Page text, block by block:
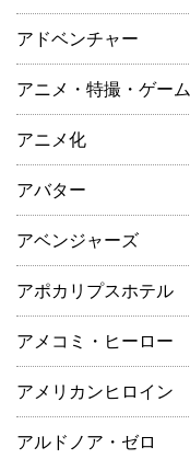
アドベンチャー
アニメ・特撮・ゲーム
アニメ化
アバター
アベンジャーズ
アポカリプスホテル
アメコミ・ヒーロー
アメリカンヒロイン
アルドノア・ゼロ